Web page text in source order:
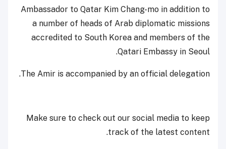
Ambassador to Qatar Kim Chang-mo in addition to
a number of heads of Arab diplomatic missions
accredited to South Korea and members of the
Qatari Embassy in Seoul.
The Amir is accompanied by an official delegation.
Make sure to check out our social media to keep
track of the latest content.